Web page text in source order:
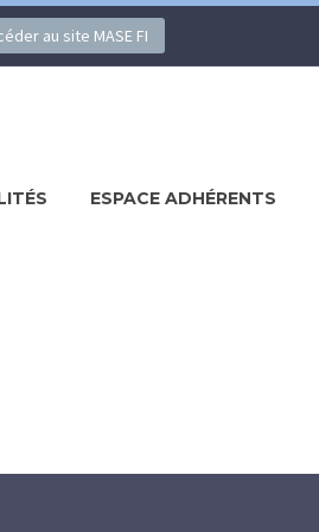
au site MASE FI
ESPACE ADHÉRENTS